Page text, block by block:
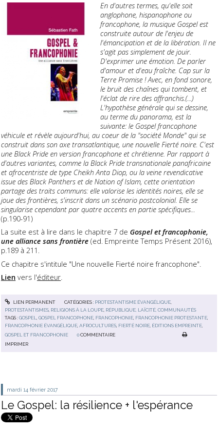
En d'autres termes, qu'elle soit
anglophone, hispanophone ou
francophone, la musique Gospel est
construite autour de l'enjeu de
l'émancipation et de la libération. Il ne
s'agit pas simplement de jouir.
D'exprimer une émotion. De parler
d'amour et d'eau fraîche. Cap sur la
Terre Promise ! Avec, en fond sonore,
le bruit des chaînes qui tombent, et
l'éclat de rire des affranchis.(...)
L'hypothèse générale qui se dessine,
au terme du panorama, est la
suivante: le Gospel francophone
véhicule et révèle aujourd'hui, au coeur de la "société Monde" qui se
construit dans son axe transatlantique, une nouvelle Fierté noire. C'est
une Black Pride en version francophone et chrétienne. Par rapport à
d'autres variantes, comme la Black Pride transnationale panafricaine
et afrocentriste de type Cheikh Anta Diop, ou la veine revendicative
issue des Black Panthers et de Nation of Islam, cette orientation
partage des traits communs: elle valorise les identités noires, elle se
joue des frontières, s'inscrit dans un scénario postcolonial. Elle se
singularise cependant par quatre accents en partie spécifiques...
(p.190-91)
La suite est à lire dans le chapitre 7 de Gospel et francophonie,
une alliance sans frontière (ed. Empreinte Temps Présent 2016),
p.189 à 211.
Ce chapitre s'intitule "Une nouvelle Fierté noire francophone".
Lien vers l'éditeur
LIEN PERMANENT CATÉGORIES : PROTESTANTISME ÉVANGÉLIQUE,
PROTESTANTISMES RELIGIONS À LA LOUPE RÉPUBLIQUE, LAÏCITÉ, COMMUNAUTÉS
TAGS :GOSPEL ,GOSPEL FRANCOPHONE FRANCOPHONIE FRANCOPHONIE PROTESTANTE
FRANCOPHONIE ÉVANGÉLIQUE ,AFROCULTURES FIERTÉ NOIRE ÉDITIONS EMPREINTE
GOSPEL ET FRANCOPHONIE
0 COMMENTAIRE
IMPRIMER
mardi 14 février 2017
Le Gospel: la résilience + l'espérance